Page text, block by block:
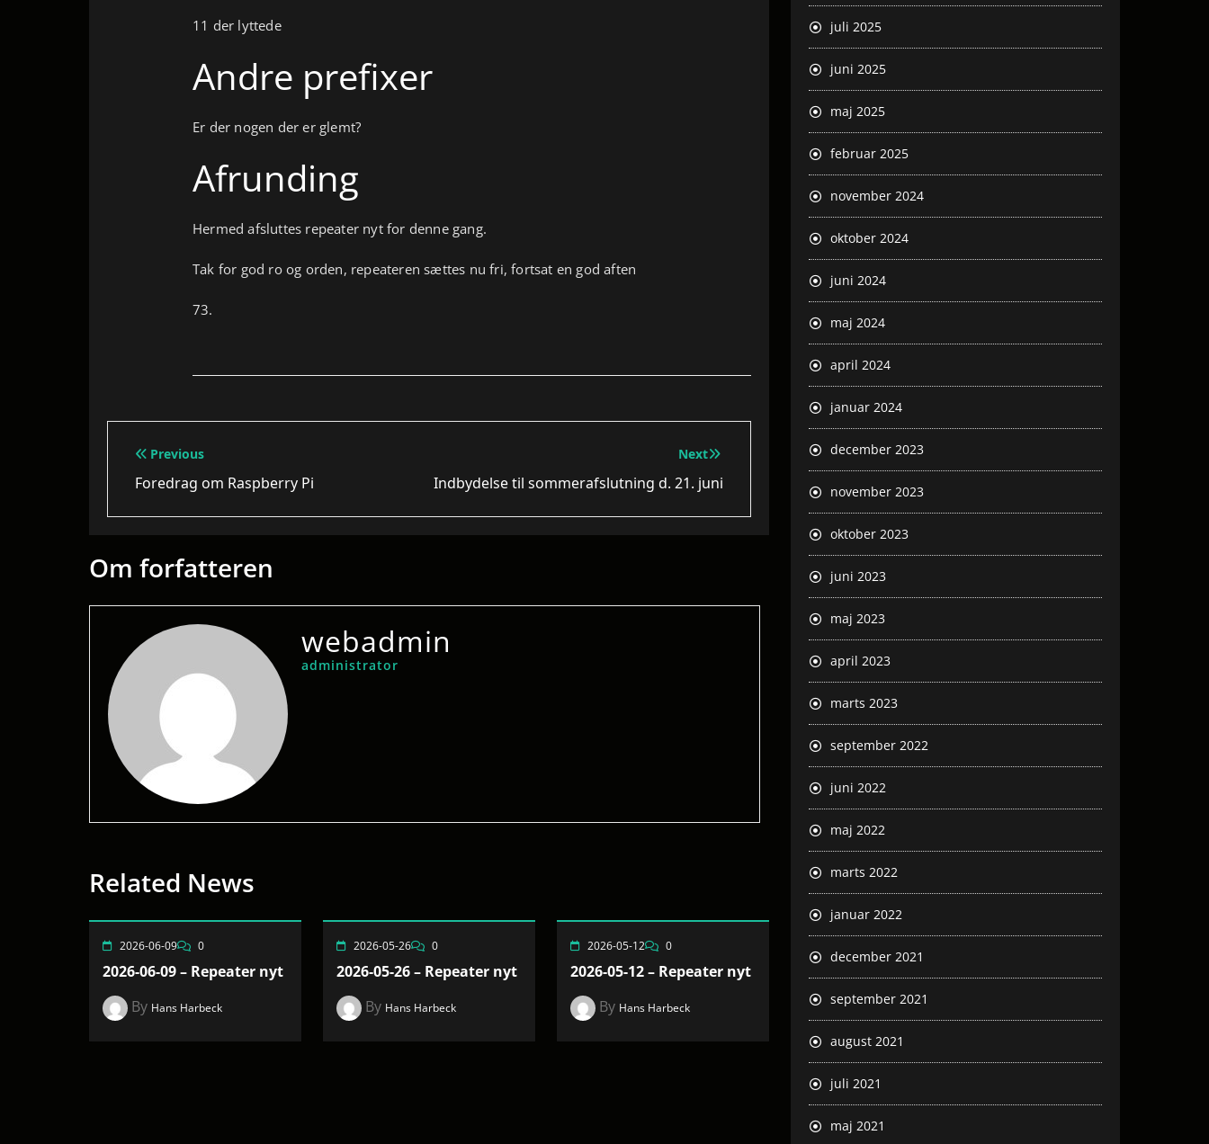
11 der lyttede
Andre prefixer
Er der nogen der er glemt?
Afrunding
Hermed afsluttes repeater nyt for denne gang.
Tak for god ro og orden, repeateren sættes nu fri, fortsat en god aften
73.
Indlægsnavigation
Previous
Foredrag om Raspberry Pi
Next
Indbydelse til sommerafslutning d. 21. juni
Om forfatteren
webadmin
administrator
Related News
2026-06-09 0
2026-06-09 – Repeater nyt
By Hans Harbeck
2026-05-26 0
2026-05-26 – Repeater nyt
By Hans Harbeck
2026-05-12 0
2026-05-12 – Repeater nyt
By Hans Harbeck
juli 2025
juni 2025
maj 2025
februar 2025
november 2024
oktober 2024
juni 2024
maj 2024
april 2024
januar 2024
december 2023
november 2023
oktober 2023
juni 2023
maj 2023
april 2023
marts 2023
september 2022
juni 2022
maj 2022
marts 2022
januar 2022
december 2021
september 2021
august 2021
juli 2021
maj 2021